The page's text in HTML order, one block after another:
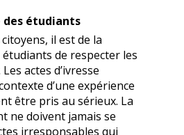
des étudiants
il est de la
de respecter les
actes d’ivresse
d’une expérience
être pris au sérieux. La
ne doivent jamais se
irresponsables qui